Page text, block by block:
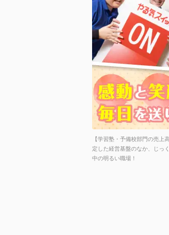
【学習塾・予備校部門の売上
定した経営基盤のなか、じっ
中の明るい職場！